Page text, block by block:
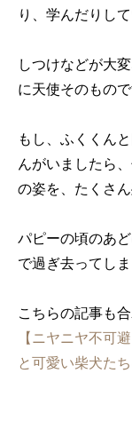
り、学んだりし
しつけなどが大
に天使そのもので
もし、ふくくん
んがいましたら
の姿を、たくさ
パピーの頃のあ
で過ぎ去ってし
こちらの記事も
【ニヤニヤ不可
と可愛い柴犬た